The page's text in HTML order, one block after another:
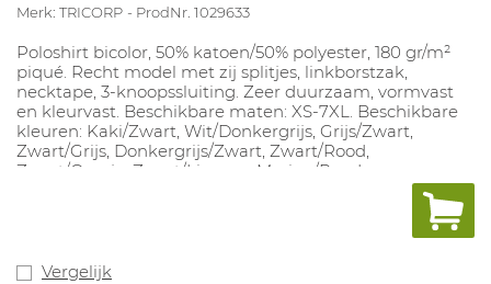
Merk: TRICORP ProdNr. 1029633
Poloshirt bicolor, 50% katoen/50% polyester, 180 gr/m²
piqué. Recht model met zij splitjes, linkborstzak,
necktape, 3-knoopssluiting. Zeer duurzaam, vormvast
en kleurvast. Beschikbare maten: XS-7XL. Beschikbare
kleuren: Kaki/Zwart, Wit/Donkergrijs, Grijs/Zwart,
Zwart/Grijs, Donkergrijs/Zwart, Zwart/Rood,
Zwart/Oranje, Zwart/Limoen, Marine/Rood,
Marine/Limoen. Voorraadartikel in Donkergrijs/Zwart in
Vergelijk